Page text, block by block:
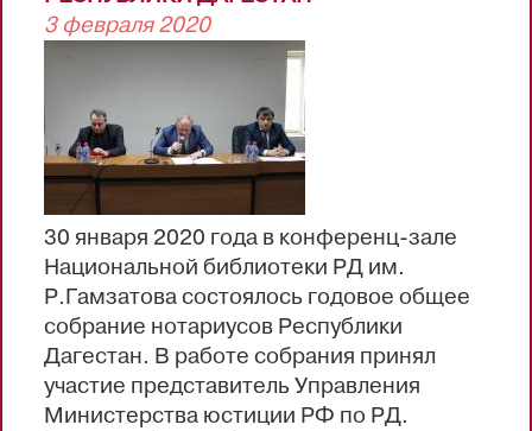
Хархиева Шевкет Магомедовна - г.
Махачкала, пр. Р.Гамзатова, 16, тел. 8(722)
67-79-76;
Курбанкадиева Гузель Магомедовна - г.
Махачкала, пр. Акушинского, 28, тел.
8(928)936-13-75;
Джалаев Шамсутдин Магомедович - г.
Махачкала, пр. Г.Гамидова,
8, тел.8(928)051-54-54;
Курбанова Светлана...
3 февраля 2020
30 января 2020 года в конференц-зале
Национальной библиотеки РД им.
Р.Гамзатова состоялось годовое общее
собрание нотариусов Республики
Дагестан. В работе собрания принял
участие представитель Управления
Министерства юстиции РФ по РД.